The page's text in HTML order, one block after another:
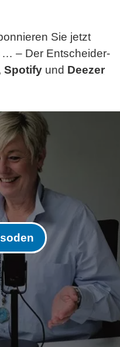
Sie jetzt
… – Der Entscheider-
Spotify und Deezer